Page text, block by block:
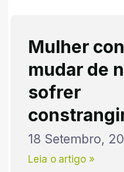
Mulher
mudar de
sofrer
18 Setembro,
Leia o artigo »